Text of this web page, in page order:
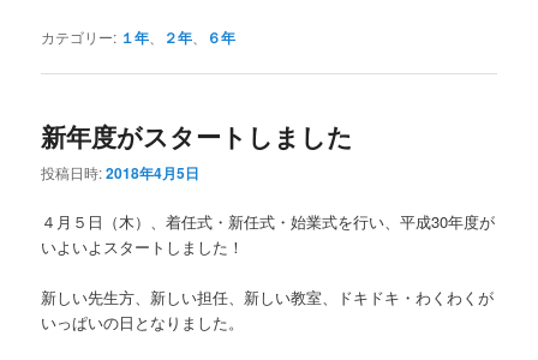
カテゴリー: １年 ２年 ６年
新年度がスタートしました
投稿日時:2018年4月5日
４月５日（木）、着任式・新任式・始業式を行い、平成30年度が
いよいよスタートしました！
新しい先生方、新しい担任、新しい教室、ドキドキ・わくわくが
いっぱいの日となりました。